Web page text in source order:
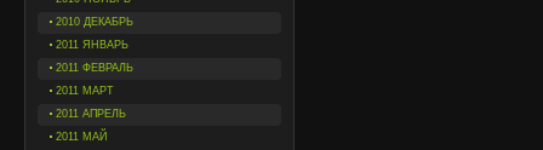
2010 ДЕКАБРЬ
2011 ЯНВАРЬ
2011 ФЕВРАЛЬ
2011 МАРТ
2011 АПРЕЛЬ
2011 МАЙ